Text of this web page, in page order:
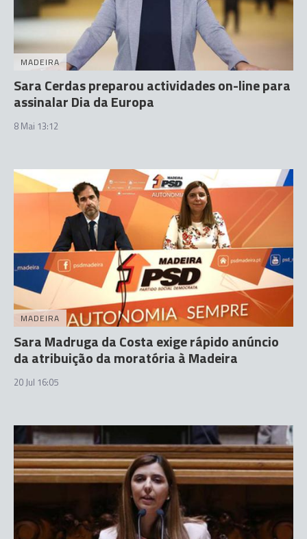
MADEIRA
Sara Cerdas preparou actividades on-line para
assinalar Dia da Europa
8 Mai 13:12
MADEIRA
Sara Madruga da Costa exige rápido anúncio
da atribuição da moratória à Madeira
20 Jul 16:05